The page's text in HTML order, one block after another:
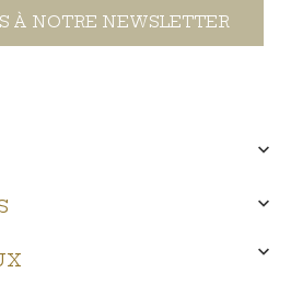
À NOTRE NEWSLETTER


